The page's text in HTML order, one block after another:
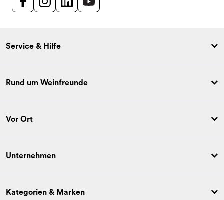
Service & Hilfe
Rund um Weinfreunde
Vor Ort
Unternehmen
Kategorien & Marken